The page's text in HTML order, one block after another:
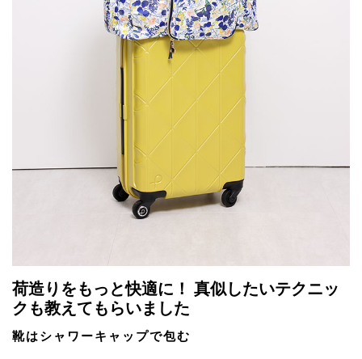
荷造りをもっと快適に！ 真似したいテクニッ
クも教えてもらいました
靴はシャワーキャップで包む